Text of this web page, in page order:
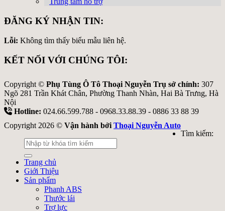
ĐĂNG KÝ NHẬN TIN:
Lỗi: Không tìm thấy biểu mẫu liên hệ.
KẾT NỐI VỚI CHÚNG TÔI:
Copyright © Phụ Tùng Ô Tô Thoại Nguyễn Trụ sở chính: 307
Ngõ 281 Trần Khát Chân, Phường Thanh Nhàn, Hai Bà Trưng, Hà
Nội
Hotline: 024.66.599.788 - 0968.33.88.39 - 0886 33 88 39
Copyright 2026 © Vận hành bởi Thoại Nguyễn Auto
Tìm kiếm:
Trang chủ
Giới Thiệu
Sản phẩm
Phanh ABS
Thước lái
Trợ lực